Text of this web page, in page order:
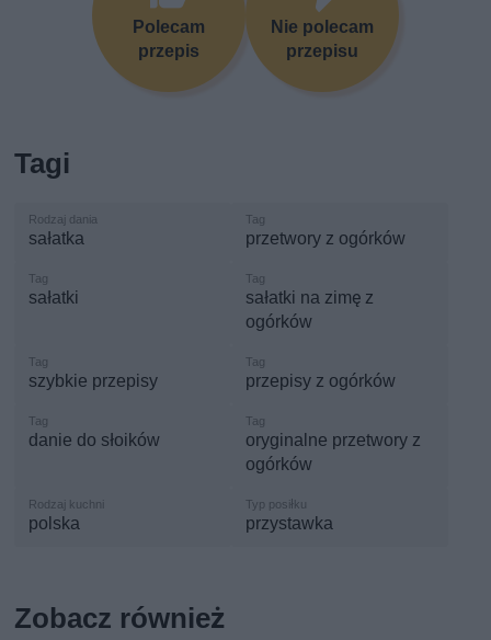
Polecam
przepis
Nie polecam
przepisu
Tagi
sałatka przetwory z ogórków
sałatki
sałatki na zimę z
ogórków
szybkie przepisy przepisy z ogórków
danie do słoików
oryginalne przetwory z
ogórków
polska przystawka
Zobacz również